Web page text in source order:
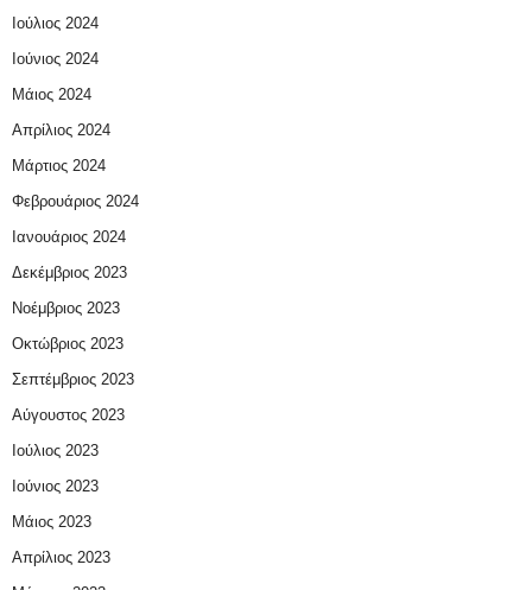
Ιούλιος 2024
Ιούνιος 2024
Μάιος 2024
Απρίλιος 2024
Μάρτιος 2024
Φεβρουάριος 2024
Ιανουάριος 2024
Δεκέμβριος 2023
Νοέμβριος 2023
Οκτώβριος 2023
Σεπτέμβριος 2023
Αύγουστος 2023
Ιούλιος 2023
Ιούνιος 2023
Μάιος 2023
Απρίλιος 2023